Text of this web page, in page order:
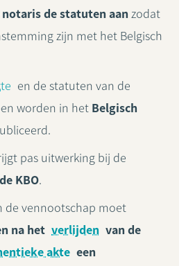
notaris de statuten aan zodat
zijn met het Belgisch
en de statuten van de
worden in het Belgisch
pas uitwerking bij de
KBO.
de vennootschap moet
na het verlijden van de
akte een